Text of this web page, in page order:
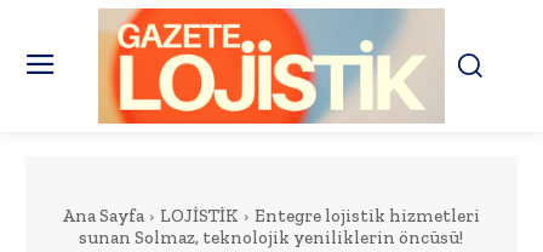
Ana Sayfa LOJİSTİK
Entegre lojistik hizmetleri
sunan Solmaz, teknolojik yeniliklerin öncüsü!